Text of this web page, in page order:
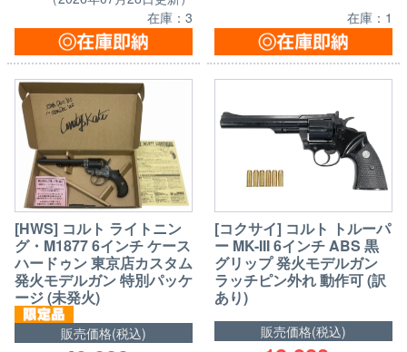
在庫：3
在庫：1
[HWS] コルト ライトニン
グ・M1877 6インチ ケース
ハードゥン 東京店カスタム
発火モデルガン 特別パッケ
ージ (未発火)
販売価格(税込)
[コクサイ] コルト トルーパ
ー MK-III 6インチ ABS 黒
グリップ 発火モデルガン
ラッチピン外れ 動作可 (訳
あり)
販売価格(税込)